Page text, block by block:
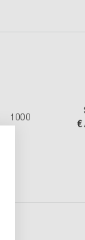
1000
€